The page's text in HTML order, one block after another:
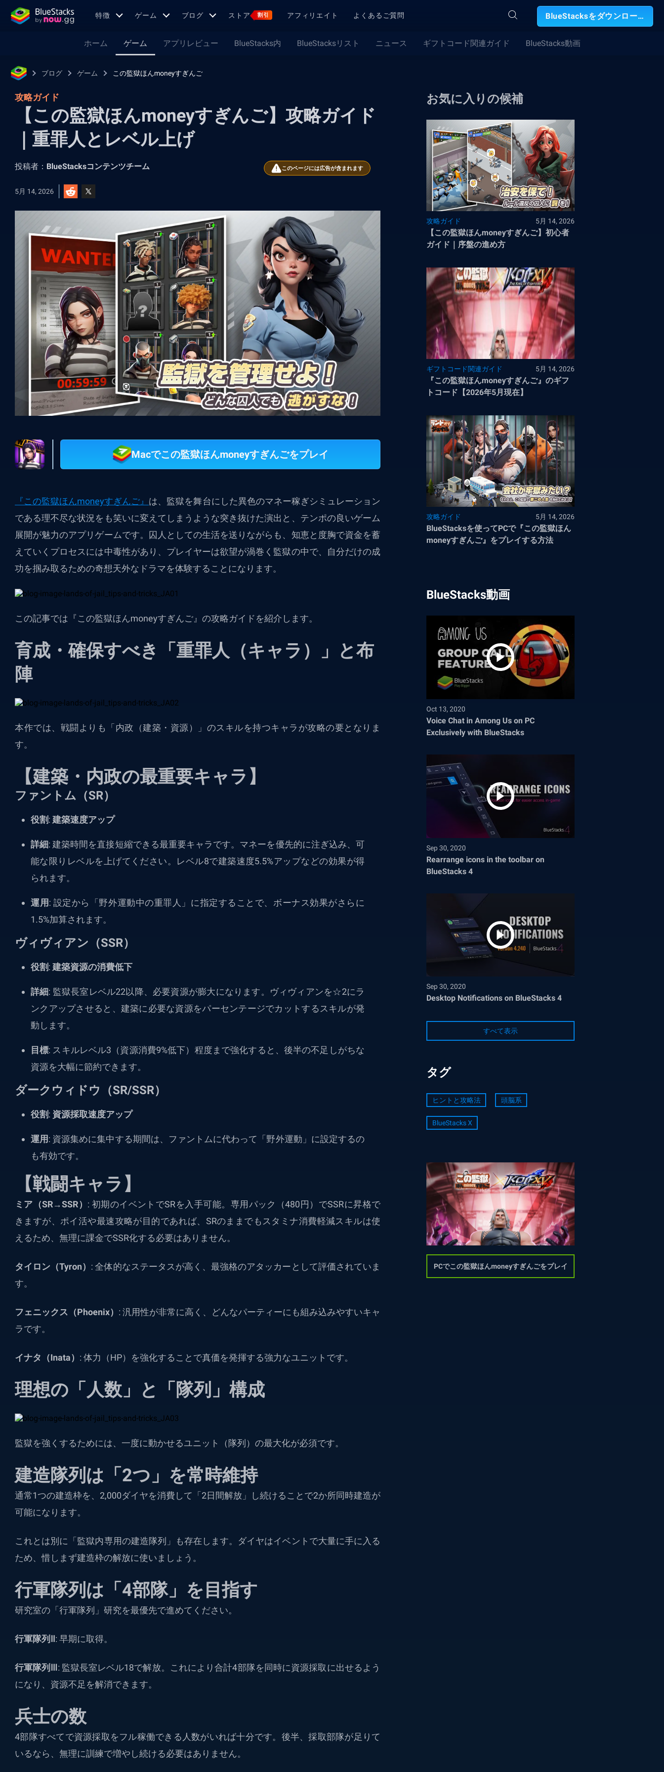
特徴 ゲーム ブログ ストア 割引 アフィリエイト よくあるご質問 BlueStacksをダウンロード
ホーム ゲーム アプリレビュー BlueStacks内 BlueStacksリスト ニュース ギフトコード関連ガイド BlueStacks動画
ブログ ゲーム この監獄ほんmoneyすぎんご
攻略ガイド
【この監獄ほんmoneyすぎんご】攻略ガイド
｜重罪人とレベル上げ
投稿者： BlueStacksコンテンツチーム このページには広告が含まれます
5月 14, 2026
Macでこの監獄ほんmoneyすぎんごをプレイ
『この監獄ほんmoneyすぎんご』 は、監獄を舞台にした異色のマネー稼ぎシミュレーション
である理不尽な状況をも笑いに変えてしまうような突き抜けた演出と、テンポの良いゲーム
展開が魅力のアプリゲームです。囚人としての生活を送りながらも、知恵と度胸で資金を蓄
えていくプロセスには中毒性があり、プレイヤーは欲望が渦巻く監獄の中で、自分だけの成
功を掴み取るための奇想天外なドラマを体験することになります。
この記事では『この監獄ほんmoneyすぎんご』の攻略ガイドを紹介します。
育成・確保すべき「重罪人（キャラ）」と布
陣
本作では、戦闘よりも「内政（建築・資源）」のスキルを持つキャラが攻略の要となりま
す。
【建築・内政の最重要キャラ】
ファントム（SR）
役割: 建築速度アップ
詳細: 建築時間を直接短縮できる最重要キャラです。マネーを優先的に注ぎ込み、可
能な限りレベルを上げてください。レベル8で建築速度5.5%アップなどの効果が得
られます。
運用: 設定から「野外運動中の重罪人」に指定することで、ボーナス効果がさらに
1.5%加算されます。
ヴィヴィアン（SSR）
役割: 建築資源の消費低下
詳細: 監獄長室レベル22以降、必要資源が膨大になります。ヴィヴィアンを☆2にラ
ンクアップさせると、建築に必要な資源をパーセンテージでカットするスキルが発
動します。
目標: スキルレベル3（資源消費9%低下）程度まで強化すると、後半の不足しがちな
資源を大幅に節約できます。
ダークウィドウ（SR/SSR）
役割: 資源採取速度アップ
運用: 資源集めに集中する期間は、ファントムに代わって「野外運動」に設定するの
も有効です。
【戦闘キャラ】
ミア（SR→SSR） : 初期のイベントでSRを入手可能。専用パック（480円）でSSRに昇格で
きますが、ポイ活や最速攻略が目的であれば、SRのままでもスタミナ消費軽減スキルは使
えるため、無理に課金でSSR化する必要はありません。
タイロン（Tyron） : 全体的なステータスが高く、最強格のアタッカーとして評価されていま
す。
フェニックス（Phoenix） : 汎用性が非常に高く、どんなパーティーにも組み込みやすいキャ
ラです。
イナタ（Inata） : 体力（HP）を強化することで真価を発揮する強力なユニットです。
理想の「人数」と「隊列」構成
監獄を強くするためには、一度に動かせるユニット（隊列）の最大化が必須です。
建造隊列は「2つ」を常時維持
通常1つの建造枠を、2,000ダイヤを消費して「2日間解放」し続けることで2か所同時建造が
可能になります。
これとは別に「監獄内専用の建造隊列」も存在します。ダイヤはイベントで大量に手に入る
ため、惜しまず建造枠の解放に使いましょう。
行軍隊列は「4部隊」を目指す
研究室の「行軍隊列」研究を最優先で進めてください。
行軍隊列Ⅱ: 早期に取得。
行軍隊列Ⅲ: 監獄長室レベル18で解放。これにより合計4部隊を同時に資源採取に出せるよう
になり、資源不足を解消できます。
兵士の数
4部隊すべてで資源採取をフル稼働できる人数がいれば十分です。後半、採取部隊が足りて
いるなら、無理に訓練で増やし続ける必要はありません。
お気に入りの候補
攻略ガイド 5月 14, 2026
【この監獄ほんmoneyすぎんご】初心者
ガイド｜序盤の進め方
ギフトコード関連ガイド 5月 14, 2026
『この監獄ほんmoneyすぎんご』のギフ
トコード【2026年5月現在】
攻略ガイド 5月 14, 2026
BlueStacksを使ってPCで『この監獄ほん
moneyすぎんご』をプレイする方法
BlueStacks動画
Oct 13, 2020
Voice Chat in Among Us on PC
Exclusively with BlueStacks
Sep 30, 2020
Rearrange icons in the toolbar on
BlueStacks 4
Sep 30, 2020
Desktop Notifications on BlueStacks 4
すべて表示
タグ
ヒントと攻略法 頭脳系
BlueStacks X
PCでこの監獄ほんmoneyすぎんごをプレイ